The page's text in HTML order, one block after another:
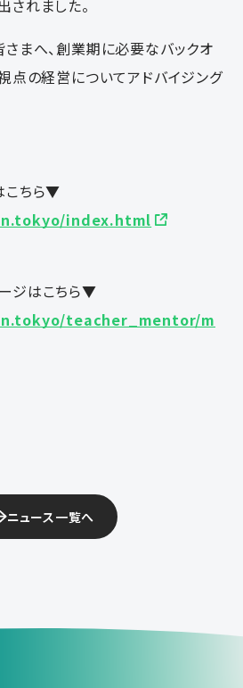
れました。
まへ、創業期に必要なバックオ
点の経営についてアドバイジング
こちら▼
index.html
ジはこちら▼
teacher_mentor/m
ニュース一覧へ